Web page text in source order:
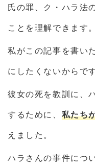
氏の罪、ク・ハラ法
ことを理解できます。
私がこの記事を書い
にしたくないからです
彼女の死を教訓に、
するために、 私たち
えました。
ハラさんの事件につ